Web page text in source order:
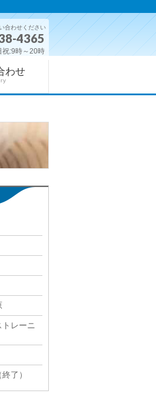
合わせください
4365
:9時～20時
わせ
レーニ
了）